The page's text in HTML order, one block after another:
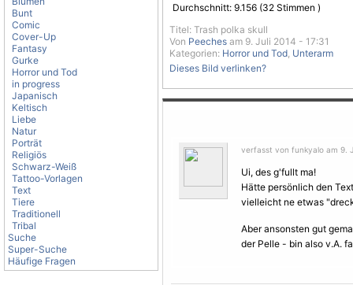
Bunt
Comic
Cover-Up
Fantasy
Gurke
Horror und Tod
in progress
Japanisch
Keltisch
Liebe
Natur
Porträt
Religiös
Schwarz-Weiß
Tattoo-Vorlagen
Text
Tiere
Traditionell
Tribal
Suche
Super-Suche
Häufige Fragen
Durchschnitt: 9.156 (32 Stimmen )
Titel: Trash polka skull
Von Peeches am 9. Juli 2014 - 17:31
Kategorien: Horror und Tod, Unterarm
Dieses Bild verlinken?
verfasst von funkyalo am 9.
Ui, des g'fullt ma!
Hätte persönlich den
vielleicht ne etwas
Aber ansonsten gut
der Pelle - bin also v.A.